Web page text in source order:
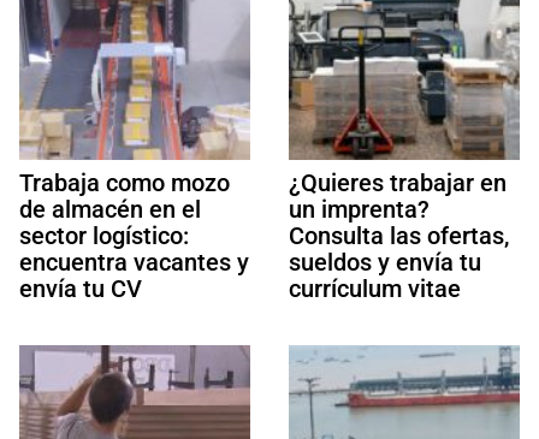
Trabaja como mozo
de almacén en el
sector logístico:
encuentra vacantes y
envía tu CV
¿Quieres trabajar en
un imprenta?
Consulta las ofertas,
sueldos y envía tu
currículum vitae